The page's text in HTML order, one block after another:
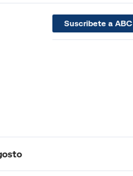
Suscribete a ABC